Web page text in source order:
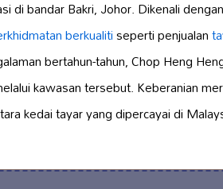
di bandar Bakri, Johor. Dikenali dengan
berkualitiseperti penjualan
bertahun-tahun, Chop Heng
kawasan tersebut. Keberanian
kedai tayar yang dipercayai di